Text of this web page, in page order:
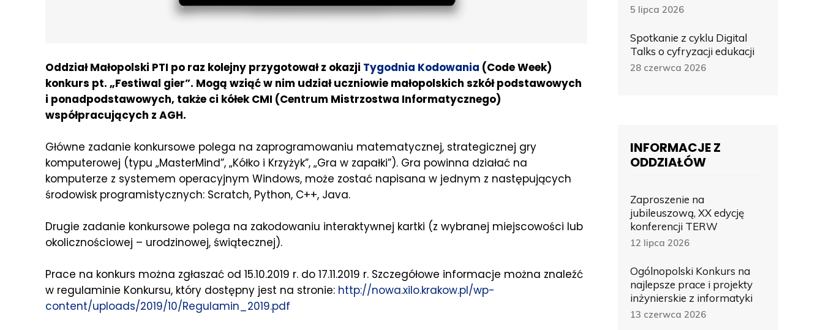
Oddział Małopolski PTI po raz kolejny przygotował z okazji Tygodnia Kodowania (Code Week)
konkurs pt. „Festiwal gier”. Mogą wziąć w nim udział uczniowie małopolskich szkół podstawowych
i ponadpodstawowych, także ci kółek CMI (Centrum Mistrzostwa Informatycznego)
współpracujących z AGH.
Główne zadanie konkursowe polega na zaprogramowaniu matematycznej, strategicznej gry
komputerowej (typu „MasterMind”, „Kółko i Krzyżyk”, „Gra w zapałki”). Gra powinna działać na
komputerze z systemem operacyjnym Windows, może zostać napisana w jednym z następujących
środowisk programistycznych: Scratch, Python, C++, Java.
Drugie zadanie konkursowe polega na zakodowaniu interaktywnej kartki (z wybranej miejscowości lub
okolicznościowej – urodzinowej, świątecznej).
Prace na konkurs można zgłaszać od 15.10.2019 r. do 17.11.2019 r. Szczegółowe informacje można znaleźć
w regulaminie Konkursu, który dostępny jest na stronie: http://nowa.xilo.krakow.pl/wp-
content/uploads/2019/10/Regulamin_2019.pdf
5 lipca 2026
Spotkanie z cyklu Digital
Talks o cyfryzacji edukacji
28 czerwca 2026
INFORMACJE Z
ODDZIAŁÓW
Zaproszenie na
jubileuszową, XX edycję
konferencji TERW
12 lipca 2026
Ogólnopolski Konkurs na
najlepsze prace i projekty
inżynierskie z informatyki
13 czerwca 2026